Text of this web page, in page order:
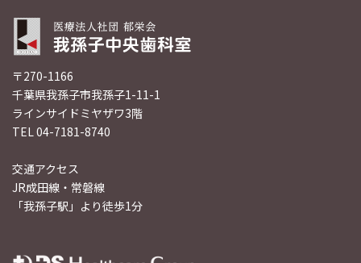
〒270-1166
千葉県我孫子市我孫子1-11-1
ラインサイドミヤザワ3階
TEL 04-7181-8740
交通アクセス
JR成田線・常磐線
「我孫子駅」より徒歩1分